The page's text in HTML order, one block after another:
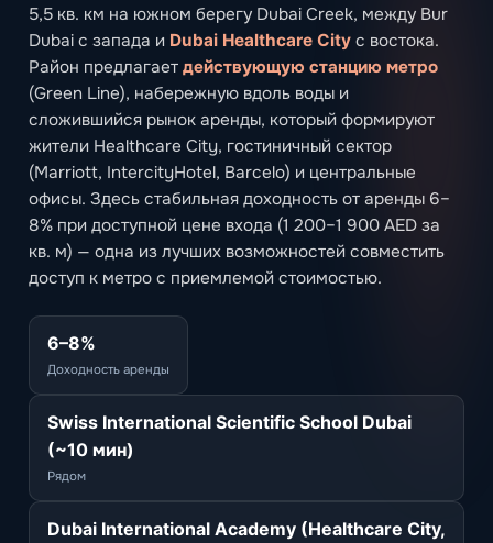
5,5 кв. км на южном берегу Dubai Creek, между Bur
Dubai с запада и Dubai Healthcare City с востока.
Район предлагает действующую станцию метро
(Green Line), набережную вдоль воды и
сложившийся рынок аренды, который формируют
жители Healthcare City, гостиничный сектор
(Marriott, IntercityHotel, Barcelo) и центральные
офисы. Здесь стабильная доходность от аренды 6–
8% при доступной цене входа (1 200–1 900 AED за
кв. м) — одна из лучших возможностей совместить
доступ к метро с приемлемой стоимостью.
6–8%
Доходность аренды
Swiss International Scientific School Dubai
(~10 мин)
Рядом
Dubai International Academy (Healthcare City,